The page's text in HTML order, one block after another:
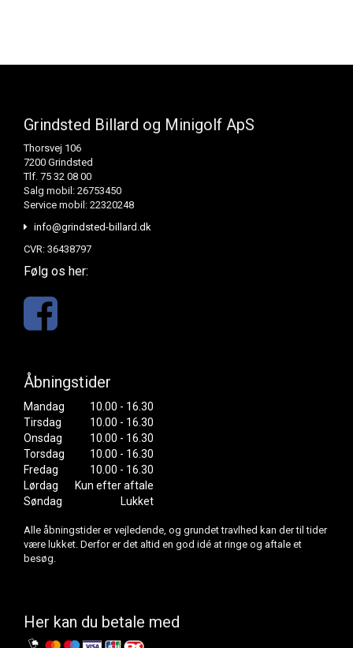
Grindsted Billard og Minigolf ApS
Thorsvej 106
7200 Grindsted
Tlf. 75 32 08 00
Salg mobil: 26753450
Service mobil: 22320248
info@grindsted-billard.dk
CVR: 36438797
Følg os her:
Åbningstider
Mandag
10.00 - 16.30
Tirsdag
10.00 - 16.30
Onsdag
10.00 - 16.30
Torsdag
10.00 - 16.30
Fredag
10.00 - 16.30
Lørdag
Kun efter aftale
Søndag
Lukket
Alle åbningstider er vejledende, og grundet travlhed kan der til tider
være lukket. Derfor er det altid en god idé at ringe og aftale et
besøg.
Her kan du betale med